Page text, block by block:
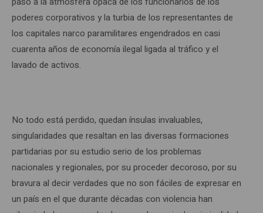
poderes corporativos y la turbia de los representantes de
los capitales narco paramilitares engendrados en casi
cuarenta años de economía ilegal ligada al tráfico y el
lavado de activos.
No todo está perdido, quedan ínsulas invaluables,
singularidades que resaltan en las diversas formaciones
partidarias por su estudio serio de los problemas
nacionales y regionales, por su proceder decoroso, por su
bravura al decir verdades que no son fáciles de expresar en
un país en el que durante décadas con violencia han